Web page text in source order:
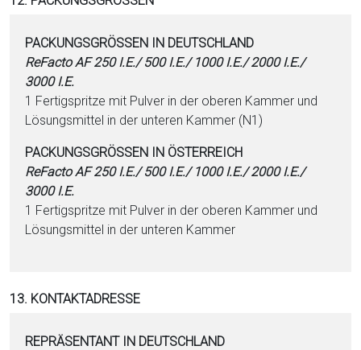
PACKUNGSGRÖSSEN IN DEUTSCHLAND
ReFacto AF 250 I.E./ 500 I.E./ 1000 I.E./ 2000 I.E./
3000 I.E.
1 Fertigspritze mit Pulver in der oberen Kammer und
Lösungsmittel in der unteren Kammer (N1)
PACKUNGSGRÖSSEN IN ÖSTERREICH
ReFacto AF 250 I.E./ 500 I.E./ 1000 I.E./ 2000 I.E./
3000 I.E.
1 Fertigspritze mit Pulver in der oberen Kammer und
Lösungsmittel in der unteren Kammer
13. KONTAKTADRESSE
REPRÄSENTANT IN DEUTSCHLAND